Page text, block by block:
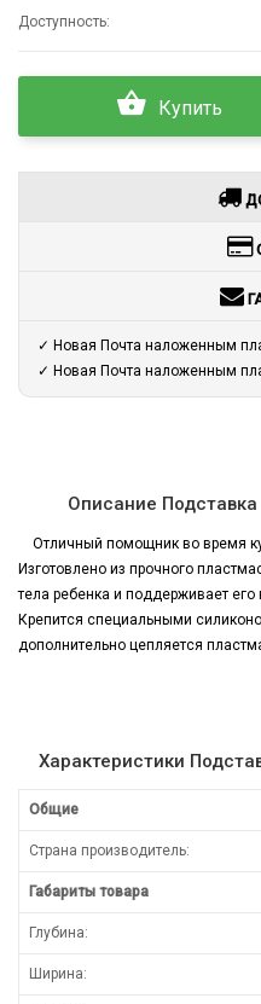
Доступность:
Купить
✓ Новая Почта наложенным
✓ Новая Почта наложенным
Описание Подставка
Отличный помощник во время
Изготовлено из прочного
тела ребенка и поддерживает
Крепится специальными
дополнительно цепляется
Характеристики
Общие
Страна производитель:
Габариты товара
Глубина:
Ширина: